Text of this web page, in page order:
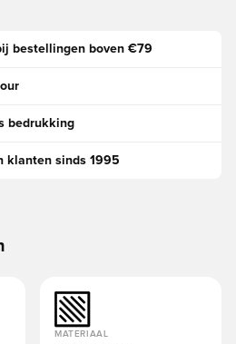
bestellingen boven €79
bedrukking
klanten sinds 1995
MATERIAAL